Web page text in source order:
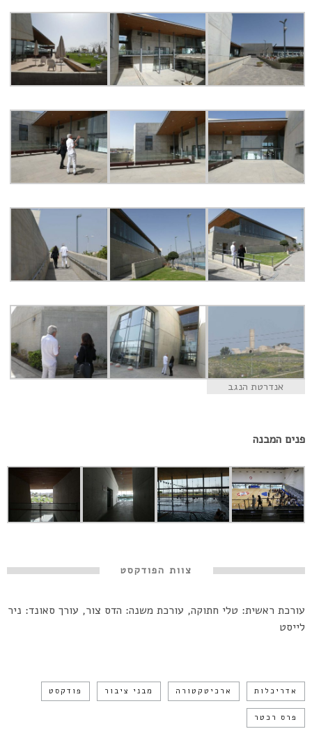
אנדרטת הנגב
פנים המבנה
צוות הפודקסט
עורכת ראשית: טלי חתוקה, עורכת משנה: הדס צור, עורך סאונד: ניר
לייסט
אדריכלות ארכיטקטורה מבני ציבור פודקסט
פרס רכטר